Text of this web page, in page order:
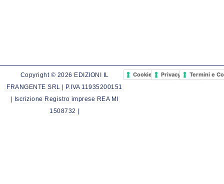
Copyright © 2026 EDIZIONI IL
FRANGENTE SRL | P.IVA 11935200151
| Iscrizione Registro imprese REA MI
1508732 |
Cookie PolicyPrivacy PolicyTermini e